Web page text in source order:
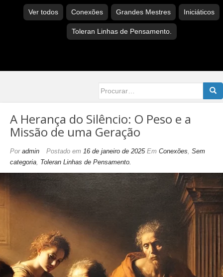
Ver todos Conexões Grandes Mestres Iniciáticos
Toleran Linhas de Pensamento.
for:
A Herança do Silêncio: O Peso e a
Missão de uma Geração
Por admin Postado em 16 de janeiro de 2025 Em Conexões, Sem
categoria, Toleran Linhas de Pensamento.